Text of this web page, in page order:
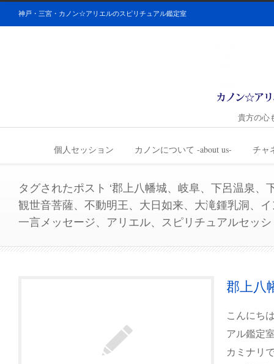
神戸・三宮・カノン☆アリエルのスピリチュアル鑑定室
貴方の心
個人セッション カノンについて -about us- チャ
タグされたポスト ‘郡上八幡城、岐阜、下呂温泉、
観世音菩薩、不動明王、大日如来、大滝鍾乳洞、
一言メッセージ、アリエル、スピリチュアルセッシ
郡上八
こんにち
アル鑑定
カミナリ